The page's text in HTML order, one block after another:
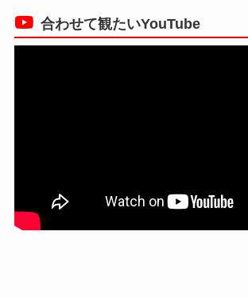
合わせて観たいYouTube